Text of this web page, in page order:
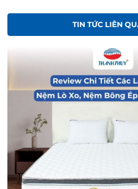
TIN TỨC LIÊN